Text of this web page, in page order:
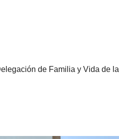
de Familia y Vida de